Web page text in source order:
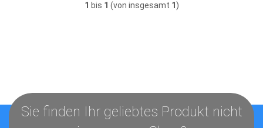
1 bis 1 (von insgesamt 1 )
Sie finden Ihr geliebtes Produkt nicht